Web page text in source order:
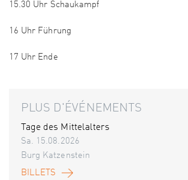
15.30 Uhr Schaukampf
16 Uhr Führung
17 Uhr Ende
PLUS D'ÉVÉNEMENTS
Tage des Mittelalters
Sa. 15.08.2026
Burg Katzenstein
BILLETS